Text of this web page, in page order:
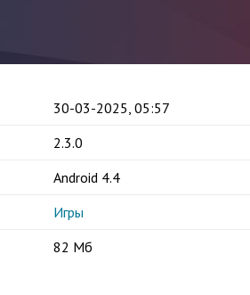
30-03-2025, 05:57
2.3.0
Android 4.4
Игры
82 Мб